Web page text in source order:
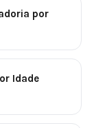
por
Idade